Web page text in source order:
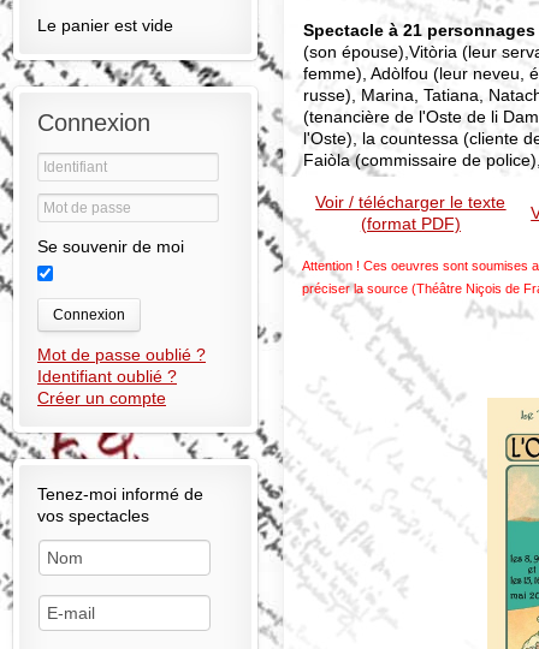
Spectacle à 21 personnages
(son épouse),Vitòria (leur
femme), Adòlfou (leur neveu,
russe), Marina, Tatiana,
(tenancière de l'Oste de li
l'Oste), la countessa (cliente
Faiòla (commissaire de
Voir / télécharger le texte
(format PDF)
Attention ! Ces oeuvres sont soumises
préciser la source (Théâtre Niçois de
Le panier est vide
Connexion
Se souvenir de moi
Connexion
Mot de passe oublié ?
Identifiant oublié ?
Créer un compte
Tenez-moi informé de
vos spectacles